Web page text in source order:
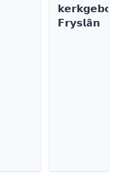
𝗙𝗿𝘆𝘀𝗹â𝗻